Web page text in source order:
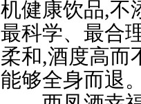
机健康饮品,不
最科学、最合
柔和,酒度高而
能够全身而退